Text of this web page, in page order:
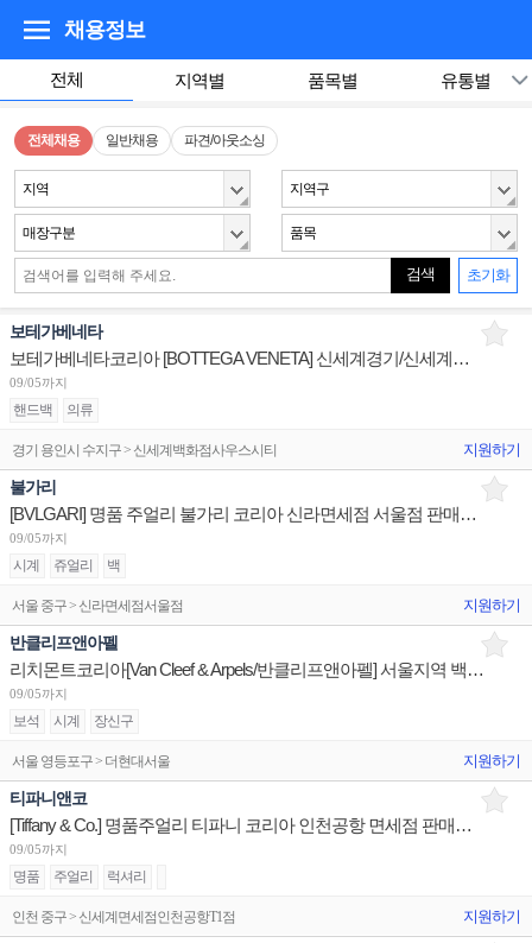
채용정보
전체 지역별 품목별 유통별
전체채용 일반채용 파견/아웃소싱
지역 지역구
매장구분 품목
검색 초기화
보테가베네타
보테가베네타코리아 [BOTTEGA VENETA] 신세계경기/신세계대전 판매사원 채용
09/05까지
핸드백 의류
경기 용인시 수지구 > 신세계백화점사우스시티 지원하기
불가리
[BVLGARI] 명품 주얼리 불가리 코리아 신라면세점 서울점 판매사원 채용
09/05까지
시계 쥬얼리 백
서울 중구 > 신라면세점서울점 지원하기
반클리프앤아펠
리치몬트코리아[Van Cleef & Arpels/반클리프앤아펠] 서울지역 백화점 세일즈 어시스던트 채용
09/05까지
보석 시계 장신구
서울 영등포구 > 더현대서울 지원하기
티파니앤코
[Tiffany & Co.] 명품주얼리 티파니 코리아 인천공항 면세점 판매사원 채용
09/05까지
명품 주얼리 럭셔리
인천 중구 > 신세계면세점인천공항T1점 지원하기